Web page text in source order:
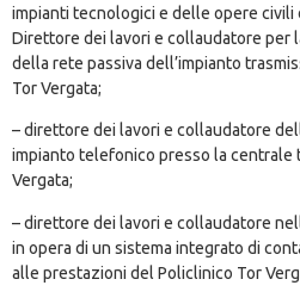
impianti tecnologici e delle opere civili
Direttore dei lavori e collaudatore per
della rete passiva dell’impianto
Tor Vergata;
– direttore dei lavori e collaudatore
impianto telefonico presso la centrale
Vergata;
– direttore dei lavori e collaudatore
in opera di un sistema integrato di
alle prestazioni del Policlinico Tor